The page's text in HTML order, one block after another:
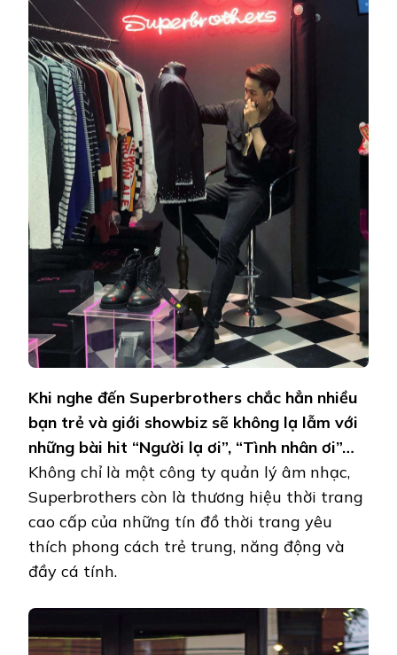
TRANG
Khi nghe đến Superbrothers chắc hẳn nhiều
bạn trẻ và giới showbiz sẽ không lạ lẫm với
những bài hit “Người lạ ơi”, “Tình nhân ơi”…
Không chỉ là một công ty quản lý âm nhạc,
Superbrothers còn là thương hiệu thời trang
cao cấp của những tín đồ thời trang yêu
thích phong cách trẻ trung, năng động và
đầy cá tính.